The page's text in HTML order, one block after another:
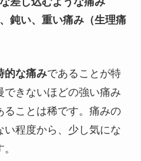
鈍い、重い痛み（生理痛
的な痛みであることが特
きないほどの強い痛み
ることは稀です。痛みの
程度から、少し気にな